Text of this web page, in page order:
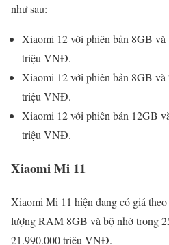
như sau:
Xiaomi 12 với phiên bản 8GB
triệu VNĐ.
Xiaomi 12 với phiên bản 8GB
triệu VNĐ.
Xiaomi 12 với phiên bản 12GB
triệu VNĐ.
Xiaomi Mi 11
Xiaomi Mi 11 hiện đang có giá
lượng RAM 8GB và bộ nhớ trong
21.990.000 triệu VNĐ.